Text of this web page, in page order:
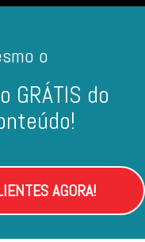
o
GRÁTIS do
AGORA!